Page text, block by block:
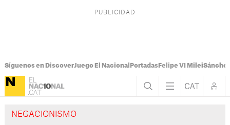
Síguenos en DiscoverJuego El Nacional PortadasFelipe VI Milei
NEGACIONISMO